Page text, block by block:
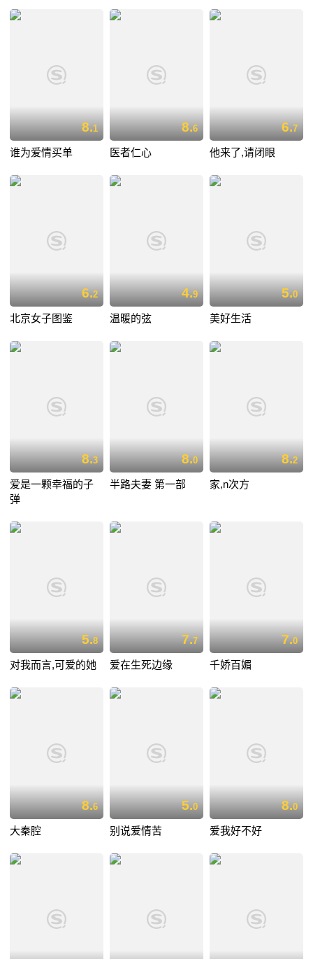
8.1
谁为爱情买单
8.6
医者仁心
6.7
他来了,请闭眼
6.2
北京女子图鉴
4.9
温暖的弦
5.0
美好生活
8.3
爱是一颗幸福的子
弹
8.0
半路夫妻 第一部
8.2
家,n次方
5.8
对我而言,可爱的她
7.7
爱在生死边缘
7.0
千娇百媚
8.6
大秦腔
5.0
别说爱情苦
8.0
爱我好不好